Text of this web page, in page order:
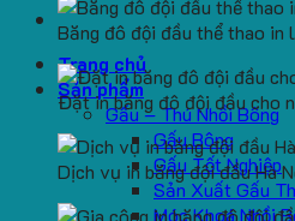
Trang chủ
Sản phẩm
Gấu – Thú Nhồi Bông
Gấu Bông
Gấu Tốt Nghiệp
Sản Xuất Gấu
Móc Khoá Nhồi
Băng đô đội đầu thể thao in
Đặt in băng đô đội đầu cho
Dịch vụ in băng đội đầu Hà